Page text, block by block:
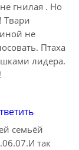
гнилая . Но
Твари
не
Птаха
лидера.
семьёй
так